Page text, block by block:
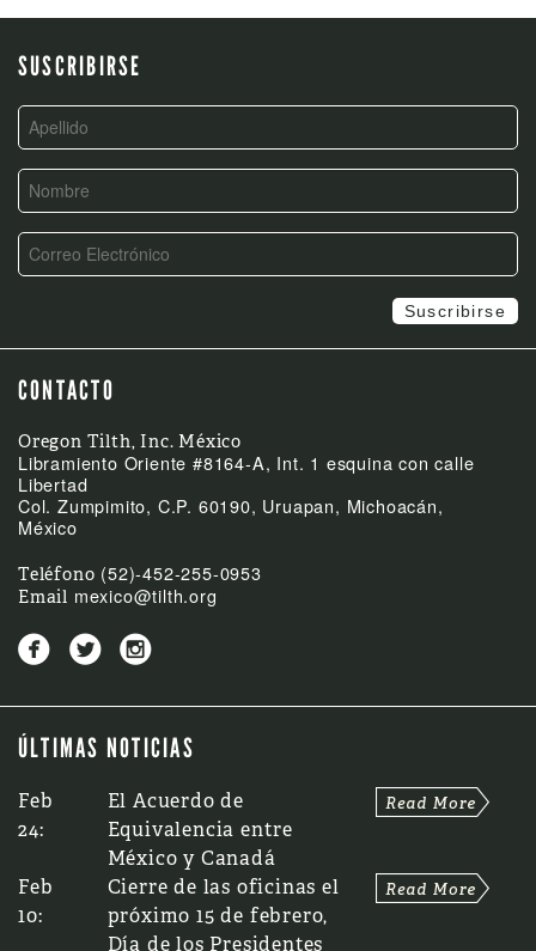
SUSCRIBIRSE
CONTACTO
Oregon Tilth, Inc. México
Libramiento Oriente #8164-A, Int. 1 esquina con calle
Libertad
Col. Zumpimito, C.P. 60190, Uruapan, Michoacán,
México
Teléfono (52)-452-255-0953
Email mexico@tilth.org
  
ÚLTIMAS NOTICIAS
Feb
24:
El Acuerdo de
Equivalencia entre
México y Canadá
Feb
10:
Cierre de las oficinas el
próximo 15 de febrero,
Día de los Presidentes